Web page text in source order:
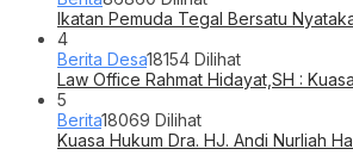
Ikatan Pemuda Tegal Bersatu
4
Berita Desa18154 Dilihat
Law Office Rahmat Hidayat,SH :
5
Berita18069 Dilihat
Kuasa Hukum Dra. HJ. Andi Nurliah